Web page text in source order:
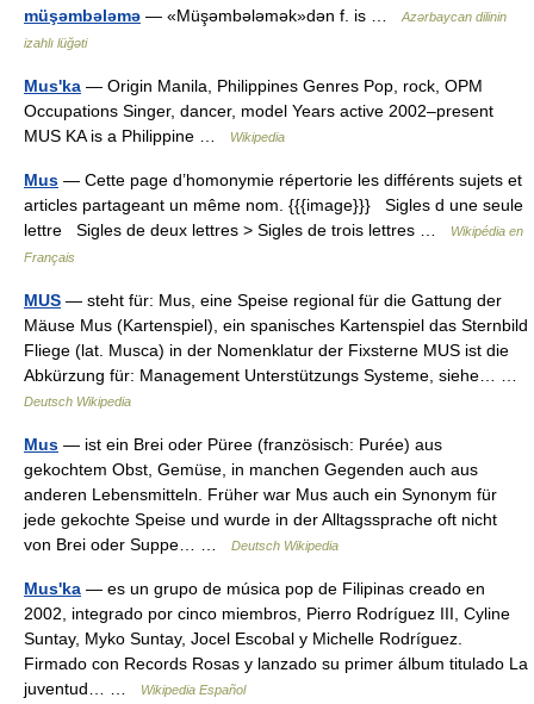
müşəmbələmə — «Müşəmbələmək»dən f. is …Azərbaycan dilinin
izahlı lüğəti
Mus'ka — Origin Manila, Philippines Genres Pop, rock, OPM
Occupations Singer, dancer, model Years active 2002–present
MUS KA is a Philippine …
Wikipedia
Mus — Cette page d’homonymie répertorie les différents sujets et
articles partageant un même nom. {{{image}}} Sigles d une seule
lettre Sigles de deux lettres > Sigles de trois lettres …
Wikipédia en
Français
MUS — steht für: Mus, eine Speise regional für die Gattung der
Mäuse Mus (Kartenspiel), ein spanisches Kartenspiel das Sternbild
Fliege (lat. Musca) in der Nomenklatur der Fixsterne MUS ist die
Abkürzung für: Management Unterstützungs Systeme, siehe… …
Deutsch Wikipedia
Mus — ist ein Brei oder Püree (französisch: Purée) aus
gekochtem Obst, Gemüse, in manchen Gegenden auch aus
anderen Lebensmitteln. Früher war Mus auch ein Synonym für
jede gekochte Speise und wurde in der Alltagssprache oft nicht
von Brei oder Suppe… …
Deutsch Wikipedia
Mus'ka — es un grupo de música pop de Filipinas creado en
2002, integrado por cinco miembros, Pierro Rodríguez III, Cyline
Suntay, Myko Suntay, Jocel Escobal y Michelle Rodríguez.
Firmado con Records Rosas y lanzado su primer álbum titulado La
juventud… …
Wikipedia Español